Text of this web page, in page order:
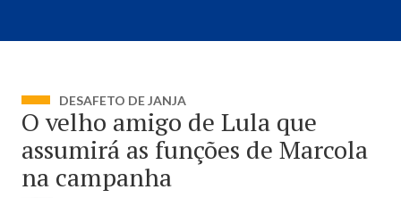
DESAFETO DE JANJA
O velho amigo de Lula que
assumirá as funções de Marcola
na campanha